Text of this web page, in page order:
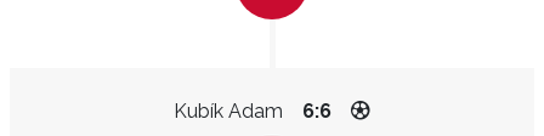
Kubík Adam 6:6